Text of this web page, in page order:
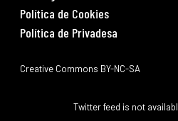
Política de Cookies
Política de Privadesa
Creative Commons BY-NC-SA
Twitter feed is not